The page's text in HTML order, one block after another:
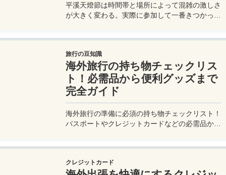
平溪天燈節は時間帯と場所によって混雑の激しさ
が大きく変わる。実際に参加して一番きつかった
旅行の豆知識
海外旅行の持ち物チェックリス
ト！必需品から便利グッズまで
完全ガイド
海外旅行の準備に必須の持ち物チェックリスト！
パスポートやクレジットカードなどの必需品か
ャートリップで今すぐチェック！
クレジットカード